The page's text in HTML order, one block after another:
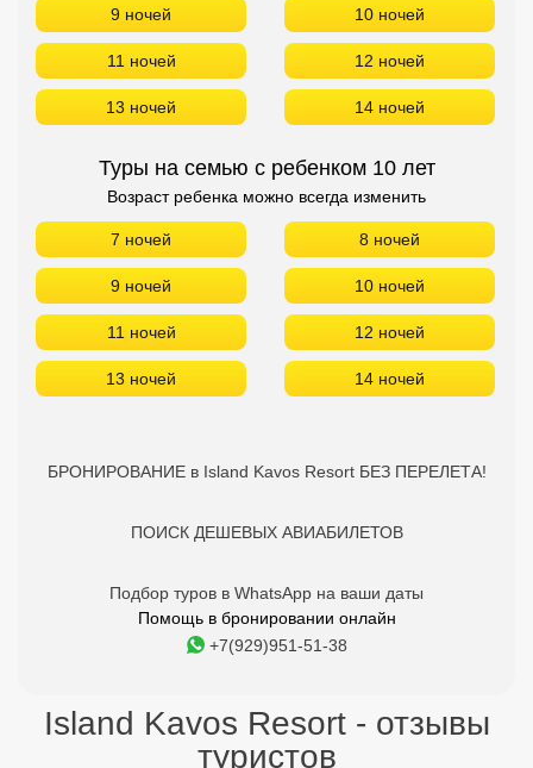
9 ночей 10 ночей
11 ночей 12 ночей
13 ночей 14 ночей
Туры на семью с ребенком 10 лет
Возраст ребенка можно всегда изменить
7 ночей 8 ночей
9 ночей 10 ночей
11 ночей 12 ночей
13 ночей 14 ночей
БРОНИРОВАНИЕ в Island Kavos Resort БЕЗ ПЕРЕЛЕТА!
ПОИСК ДЕШЕВЫХ АВИАБИЛЕТОВ
Подбор туров в WhatsApp на ваши даты
Помощь в бронировании онлайн
+7(929)951-51-38
Island Kavos Resort - отзывы
туристов